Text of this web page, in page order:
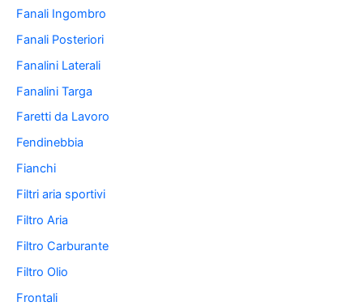
Fanali Ingombro
Fanali Posteriori
Fanalini Laterali
Fanalini Targa
Faretti da Lavoro
Fendinebbia
Fianchi
Filtri aria sportivi
Filtro Aria
Filtro Carburante
Filtro Olio
Frontali